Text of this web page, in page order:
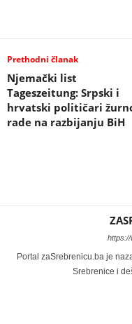
Prethodni članak
Njemački list
Tageszeitung: Srpski i
hrvatski političari
rade na razbijanju BiH
Portal zaSrebrenicu.ba je
Srebrenice i